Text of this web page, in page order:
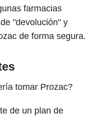
farmacias
"devolución" y
de forma segura.
tomar Prozac?
de un plan de